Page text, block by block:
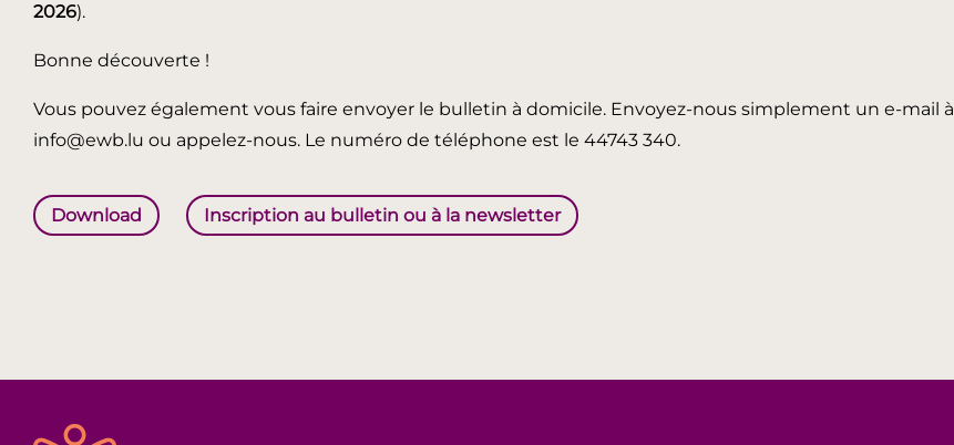
2026).
Bonne découverte !
Vous pouvez également vous faire envoyer le bulletin à domicile. Envoyez-nous simplement un e-mail à
info@ewb.lu ou appelez-nous. Le numéro de téléphone est le 44743 340.
Download Inscription au bulletin ou à la newsletter